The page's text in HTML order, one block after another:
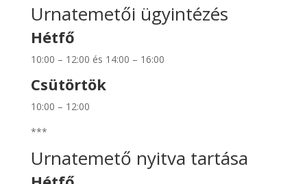
Urnatemetői ügyintézés
Hétfő
10:00 – 12:00 és 14:00 – 16:00
Csütörtök
10:00 – 12:00
***
Urnatemető nyitva tartása